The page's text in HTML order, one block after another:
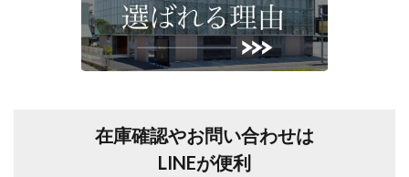
在庫確認やお問い合わせは
LINEが便利